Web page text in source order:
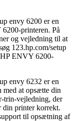
envy 6200 er en
printeren. På
og vejledning til at
123.hp.com/setup
ENVY 6200-
envy 6232 er en
med at opsætte din
trin-vejledning, der
din printer korrekt.
til opsætning af